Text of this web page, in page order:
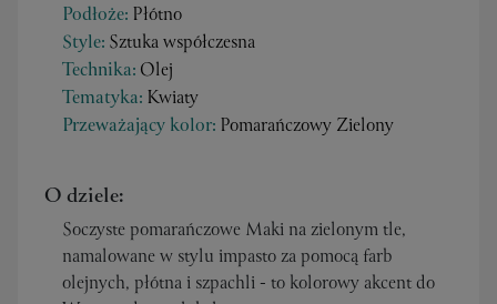
Podłoże: Płótno
Style: Sztuka współczesna
Technika: Olej
Tematyka: Kwiaty
Przeważający kolor: Pomarańczowy Zielony
O dziele:
Soczyste pomarańczowe Maki na zielonym tle,
namalowane w stylu impasto za pomocą farb
olejnych, płótna i szpachli - to kolorowy akcent do